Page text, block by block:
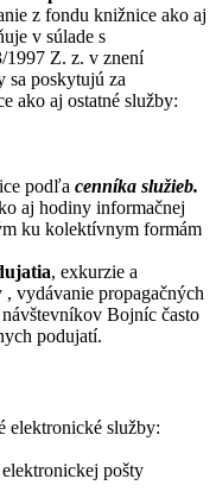
z fondu knižnice ako aj
v súlade s
1997 Z. z. v znení
sa poskytujú za
ako aj ostatné služby:
podľa cenníka služieb.
aj hodiny informačnej
ku kolektívnym formám
, exkurzie a
vydávanie propagačných
Bojníc často
podujatí.
elektronické služby:
pošty